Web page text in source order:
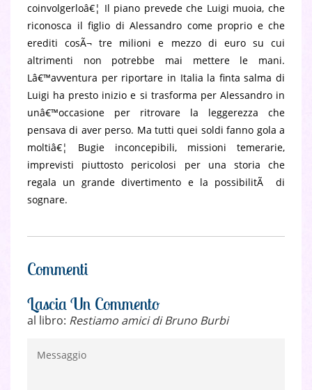
coinvolgerloâ€¦ Il piano prevede che Luigi muoia, che
riconosca il figlio di Alessandro come proprio e che
erediti cosÃ¬ tre milioni e mezzo di euro su cui
altrimenti non potrebbe mai mettere le mani.
Lâ€™avventura per riportare in Italia la finta salma di
Luigi ha presto inizio e si trasforma per Alessandro in
unâ€™occasione per ritrovare la leggerezza che
pensava di aver perso. Ma tutti quei soldi fanno gola a
moltiâ€¦ Bugie inconcepibili, missioni temerarie,
imprevisti piuttosto pericolosi per una storia che
regala un grande divertimento e la possibilitÃ di
sognare.
Commenti
Lascia Un Commento
al libro: Restiamo amici di Bruno Burbi